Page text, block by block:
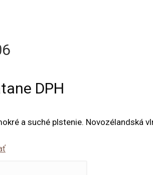
DPH
a suché plstenie. Novozélandská